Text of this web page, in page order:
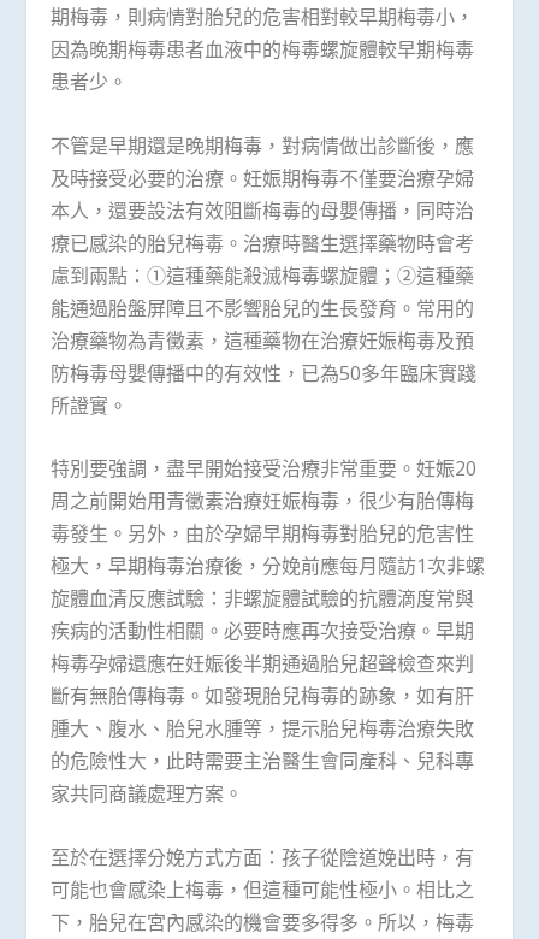
期梅毒，則病情對胎兒的危害相對較早期梅毒小，
因為晚期梅毒患者血液中的梅毒螺旋體較早期梅毒
患者少。
不管是早期還是晚期梅毒，對病情做出診斷後，應
及時接受必要的治療。妊娠期梅毒不僅要治療孕婦
本人，還要設法有效阻斷梅毒的母嬰傳播，同時治
療已感染的胎兒梅毒。治療時醫生選擇藥物時會考
慮到兩點：①這種藥能殺滅梅毒螺旋體；②這種藥
能通過胎盤屏障且不影響胎兒的生長發育。常用的
治療藥物為青黴素，這種藥物在治療妊娠梅毒及預
防梅毒母嬰傳播中的有效性，已為50多年臨床實踐
所證實。
特別要強調，盡早開始接受治療非常重要。妊娠20
周之前開始用青黴素治療妊娠梅毒，很少有胎傳梅
毒發生。另外，由於孕婦早期梅毒對胎兒的危害性
極大，早期梅毒治療後，分娩前應每月隨訪1次非螺
旋體血清反應試驗：非螺旋體試驗的抗體滴度常與
疾病的活動性相關。必要時應再次接受治療。早期
梅毒孕婦還應在妊娠後半期通過胎兒超聲檢查來判
斷有無胎傳梅毒。如發現胎兒梅毒的跡象，如有肝
腫大、腹水、胎兒水腫等，提示胎兒梅毒治療失敗
的危險性大，此時需要主治醫生會同產科、兒科專
家共同商議處理方案。
至於在選擇分娩方式方面：孩子從陰道娩出時，有
可能也會感染上梅毒，但這種可能性極小。相比之
下，胎兒在宮內感染的機會要多得多。所以，梅毒